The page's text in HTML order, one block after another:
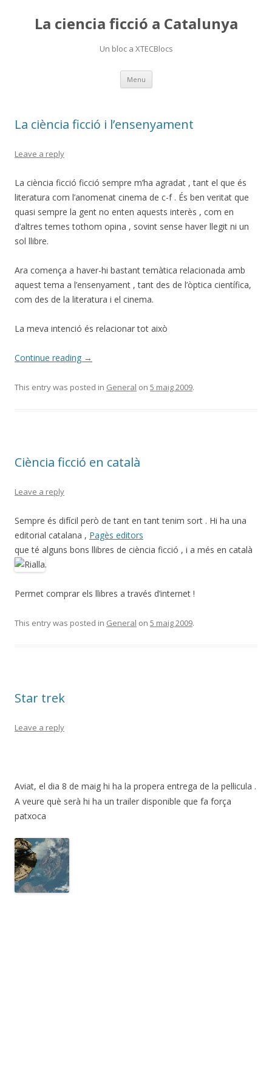
La ciencia ficció a Catalunya
Un bloc a XTECBlocs
Menu Skip
content
La ciència ficció i l’ensenyament
Leave a reply
La ciència ficció ficció sempre m’ha agradat , tant el que és
literatura com l’anomenat cinema de c-f . És ben veritat que
quasi sempre la gent no enten aquests interès , com en
d’altres temes tothom opina , sovint sense haver llegit ni un
sol llibre.
Ara comença a haver-hi bastant temàtica relacionada amb
aquest tema a l’ensenyament , tant des de l’òptica científica,
com des de la literatura i el cinema.
La meva intenció és relacionar tot això
Continue reading →
This entry was posted in General on 5 maig 2009.
Ciència ficció en català
Leave a reply
Sempre és difícil però de tant en tant tenim sort . Hi ha una
editorial catalana , Pagès editors
que té alguns bons llibres de ciència ficció , i a més en català
.
Permet comprar els llibres a través d’internet !
This entry was posted in General on 5 maig 2009.
Star trek
Leave a reply
Aviat, el dia 8 de maig hi ha la propera entrega de la pel·licula .
A veure què serà hi ha un trailer disponible que fa força
patxoca